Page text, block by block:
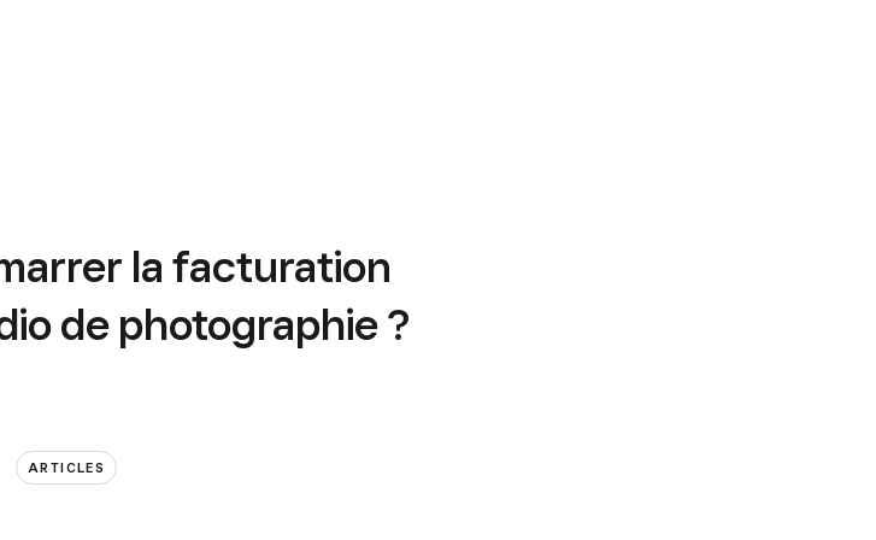
la facturation
de photographie ?
ARTICLES